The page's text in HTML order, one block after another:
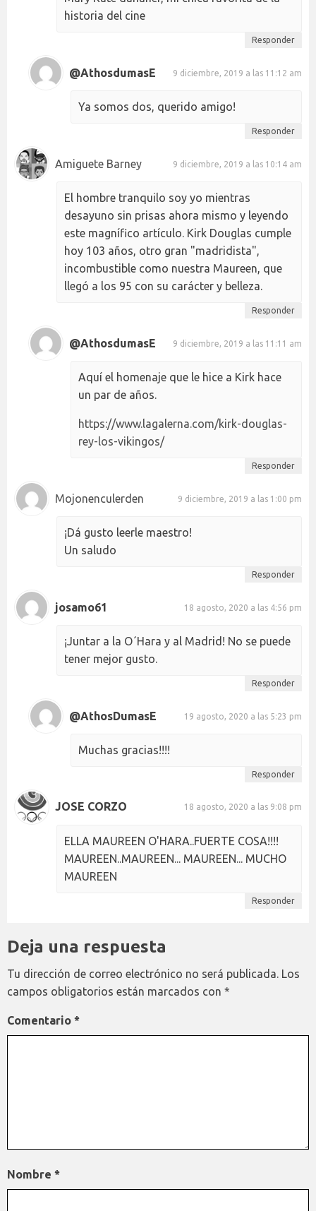
historia del cine
Responder
@AthosdumasE 9 diciembre, 2019 a las 11:12 am
Ya somos dos, querido amigo!
Responder
Amiguete Barney 9 diciembre, 2019 a las 10:14 am
El hombre tranquilo soy yo mientras
desayuno sin prisas ahora mismo y leyendo
este magnífico artículo. Kirk Douglas cumple
hoy 103 años, otro gran "madridista",
incombustible como nuestra Maureen, que
llegó a los 95 con su carácter y belleza.
Responder
@AthosdumasE 9 diciembre, 2019 a las 11:11 am
Aquí el homenaje que le hice a Kirk hace
un par de años.
https://www.lagalerna.com/kirk-douglas-
rey-los-vikingos/
Responder
Mojonenculerden 9 diciembre, 2019 a las 1:00 pm
¡Dá gusto leerle maestro!
Un saludo
Responder
josamo61 18 agosto, 2020 a las 4:56 pm
¡Juntar a la O´Hara y al Madrid! No se puede
tener mejor gusto.
Responder
@AthosDumasE 19 agosto, 2020 a las 5:23 pm
Muchas gracias!!!!
Responder
JOSE CORZO 18 agosto, 2020 a las 9:08 pm
ELLA MAUREEN O'HARA..FUERTE COSA!!!!
MAUREEN..MAUREEN... MAUREEN... MUCHO
MAUREEN
Responder
Deja una respuesta
Tu dirección de correo electrónico no será publicada. Los
campos obligatorios están marcados con *
Comentario *
Nombre *